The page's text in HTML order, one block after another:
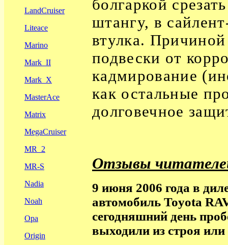
LandCruiser
Liteace
Marino
Mark_II
Mark_X
MasterAce
Matrix
MegaCruiser
MR_2
MR-S
Nadia
Noah
Opa
Origin
болгаркой
штангу, в
втулка. Причиной
подвески от
кадмирование
как остальные
долговечное
Отзывы
9 июня 2006 года в
автомобиль Toyota
сегодняшний день
выходили из строя